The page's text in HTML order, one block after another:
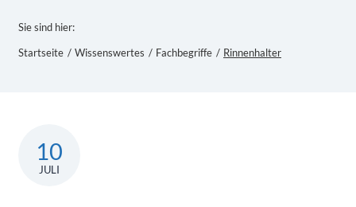
Sie sind hier:
Startseite / Wissenswertes / Fachbegriffe / Rinnenhalter
10
JULI